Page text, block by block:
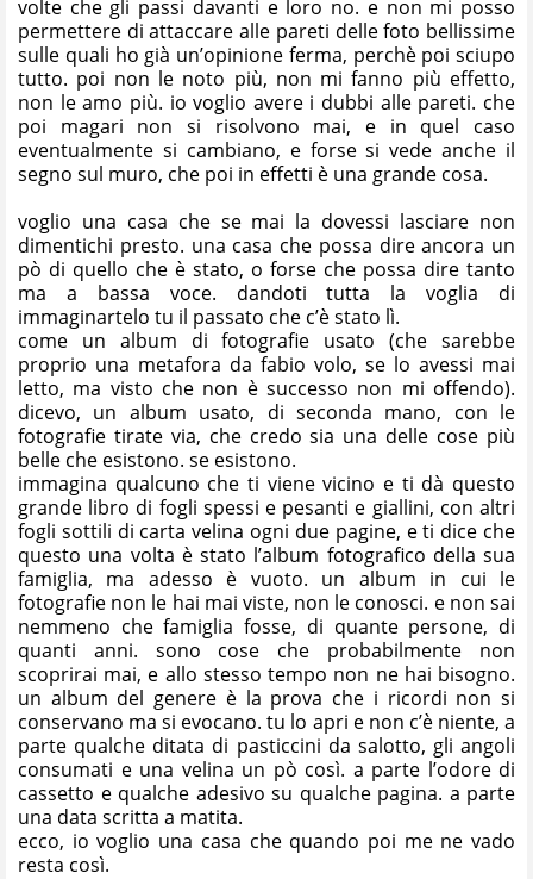
volte che gli passi davanti e loro no. e non mi posso
permettere di attaccare alle pareti delle foto bellissime
sulle quali ho già un’opinione ferma, perchè poi sciupo
tutto. poi non le noto più, non mi fanno più effetto,
non le amo più. io voglio avere i dubbi alle pareti. che
poi magari non si risolvono mai, e in quel caso
eventualmente si cambiano, e forse si vede anche il
segno sul muro, che poi in effetti è una grande cosa.
voglio una casa che se mai la dovessi lasciare non
dimentichi presto. una casa che possa dire ancora un
pò di quello che è stato, o forse che possa dire tanto
ma a bassa voce. dandoti tutta la voglia di
immaginartelo tu il passato che c’è stato lì.
come un album di fotografie usato (che sarebbe
proprio una metafora da fabio volo, se lo avessi mai
letto, ma visto che non è successo non mi offendo).
dicevo, un album usato, di seconda mano, con le
fotografie tirate via, che credo sia una delle cose più
belle che esistono. se esistono.
immagina qualcuno che ti viene vicino e ti dà questo
grande libro di fogli spessi e pesanti e giallini, con altri
fogli sottili di carta velina ogni due pagine, e ti dice che
questo una volta è stato l’album fotografico della sua
famiglia, ma adesso è vuoto. un album in cui le
fotografie non le hai mai viste, non le conosci. e non sai
nemmeno che famiglia fosse, di quante persone, di
quanti anni. sono cose che probabilmente non
scoprirai mai, e allo stesso tempo non ne hai bisogno.
un album del genere è la prova che i ricordi non si
conservano ma si evocano. tu lo apri e non c’è niente, a
parte qualche ditata di pasticcini da salotto, gli angoli
consumati e una velina un pò così. a parte l’odore di
cassetto e qualche adesivo su qualche pagina. a parte
una data scritta a matita.
ecco, io voglio una casa che quando poi me ne vado
resta così.